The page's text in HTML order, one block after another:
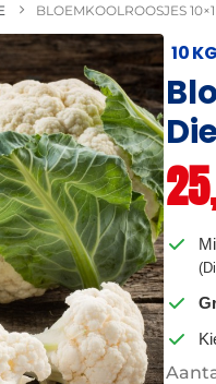
BLOEMKOOLROOSJES
10 KG